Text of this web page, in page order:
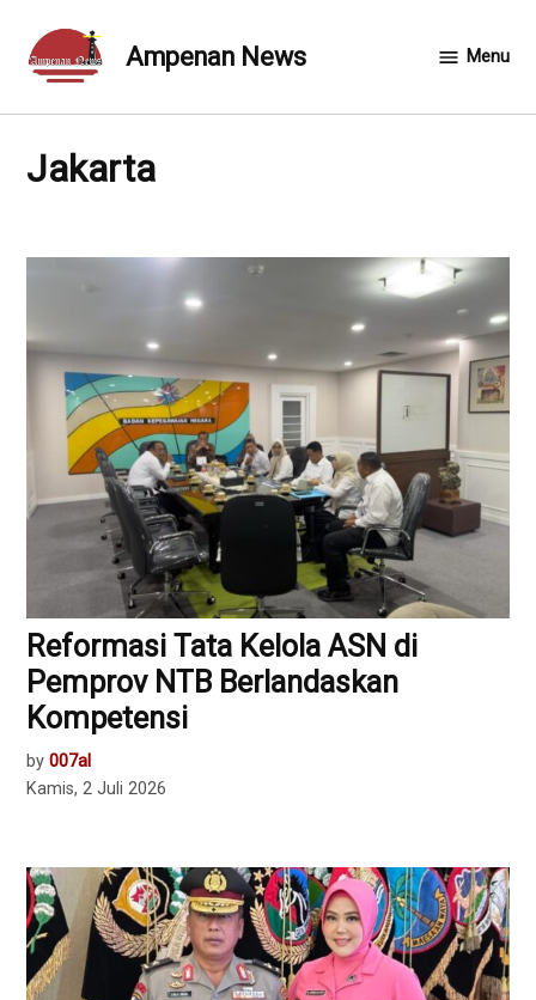
content
Ampenan News Menu
Jakarta
Reformasi Tata Kelola ASN di
Pemprov NTB Berlandaskan
Kompetensi
by 007al
Kamis, 2 Juli 2026